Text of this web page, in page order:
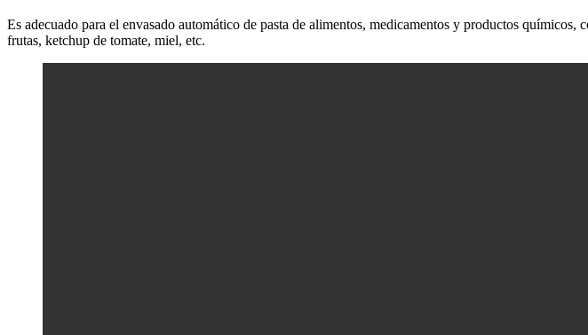
Es adecuado para el envasado automático de pasta de alimentos, medicamentos y productos
frutas, ketchup de tomate, miel, etc.